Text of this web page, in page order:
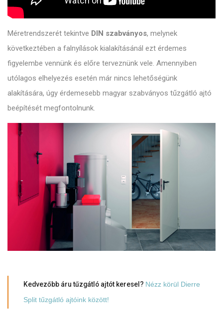
Méretrendszerét tekintve DIN szabványos, melynek
következtében a falnyílások kialakításánál ezt érdemes
figyelembe vennünk és előre terveznünk vele. Amennyiben
utólagos elhelyezés esetén már nincs lehetőségünk
alakítására, úgy érdemesebb magyar szabványos tűzgátló ajtó
beépítését megfontolnunk.
Kedvezőbb áru tűzgátló ajtót keresel? Nézz körül Dierre
Split tűzgátló ajtóink között!